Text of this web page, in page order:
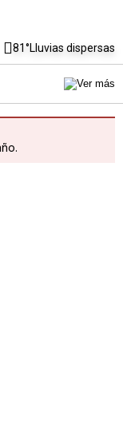
81°Lluvias dispersas